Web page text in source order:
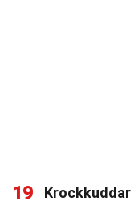
19 Krockkuddar